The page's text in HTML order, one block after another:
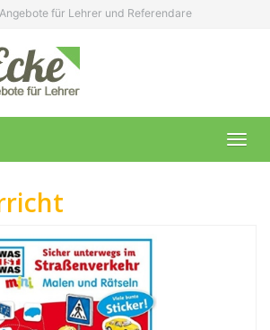
für Lehrer und Referendare